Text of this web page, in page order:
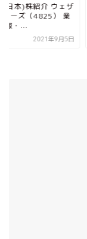
(日本)株紹介 ウェザ
ューズ（4825） 業
報・...
2021年9月5日